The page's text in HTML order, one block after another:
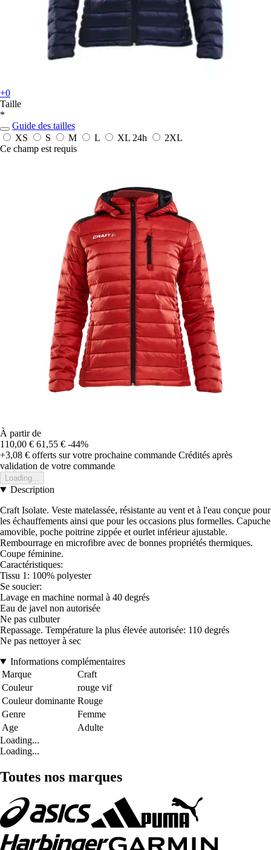
+0
Taille
*
Guide des tailles
XS
S M L XL 24h
2XL
Ce champ est requis
À partir de
110,00 € 61,55 € -44%
+3,08 € offerts sur votre prochaine commande Crédités après
validation de votre commande
Loading...
Description
Craft Isolate. Veste matelassée, résistante au vent et à l'eau conçue pour
les échauffements ainsi que pour les occasions plus formelles. Capuche
amovible, poche poitrine zippée et ourlet inférieur ajustable.
Rembourrage en microfibre avec de bonnes propriétés thermiques.
Coupe féminine.
Caractéristiques:
Tissu 1: 100% polyester
Se soucier:
Lavage en machine normal à 40 degrés
Eau de javel non autorisée
Ne pas culbuter
Repassage. Température la plus élevée autorisée: 110 degrés
Ne pas nettoyer à sec
Informations complémentaires
Marque
Craft
Couleur
rouge vif
Couleur dominante Rouge
Genre
Femme
Age
Adulte
Loading...
Loading...
Toutes nos marques